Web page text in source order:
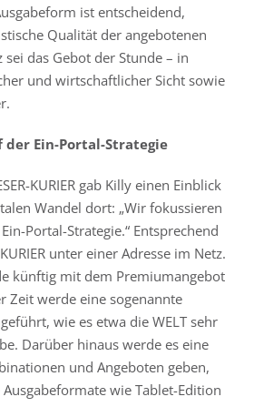
ist entscheidend,
Qualität der angebotenen
sei das Gebot der Stunde – in
und wirtschaftlicher Sicht sowie
der Ein-Portal-Strategie
KURIER gab Killy einen Einblick
Wandel dort: „Wir fokussieren
Portal-Strategie.“ Entsprechend
unter einer Adresse im Netz.
künftig mit dem Premiumangebot
Zeit werde eine sogenannte
wie es etwa die WELT sehr
Darüber hinaus werde es eine
und Angeboten geben,
wie Tablet-Edition